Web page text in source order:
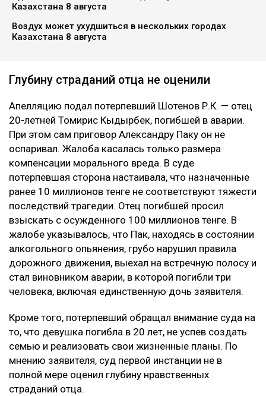
Казахстана 8 августа
Воздух может ухудшиться в нескольких городах
Казахстана 8 августа
Глубину страданий отца не оценили
Апелляцию подал потерпевший Шотенов Р.К. — отец
20-летней Томирис Кыдырбек, погибшей в аварии.
При этом сам приговор Александру Паку он не
оспаривал. Жалоба касалась только размера
компенсации морального вреда. В суде
потерпевшая сторона настаивала, что назначенные
ранее 10 миллионов тенге не соответствуют тяжести
последствий трагедии. Отец погибшей просил
взыскать с осужденного 100 миллионов тенге. В
жалобе указывалось, что Пак, находясь в состоянии
алкогольного опьянения, грубо нарушил правила
дорожного движения, выехал на встречную полосу и
стал виновником аварии, в которой погибли три
человека, включая единственную дочь заявителя.
Кроме того, потерпевший обращал внимание суда на
то, что девушка погибла в 20 лет, не успев создать
семью и реализовать свои жизненные планы. По
мнению заявителя, суд первой инстанции не в
полной мере оценил глубину нравственных
страданий отца.